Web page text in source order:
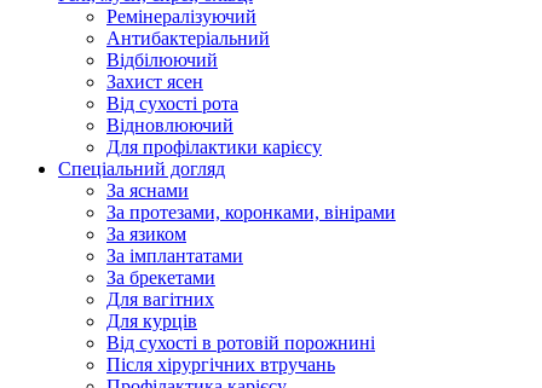
Ремінералізуючий
Антибактеріальний
Відбілюючий
Захист ясен
Від сухості рота
Відновлюючий
Для профілактики карієсу
Спеціальний догляд
За яснами
За протезами, коронками, вінірами
За язиком
За імплантатами
За брекетами
Для вагітних
Для курців
Від сухості в ротовій порожнині
Після хірургічних втручань